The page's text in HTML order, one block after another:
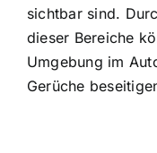
sichtbar sind.
dieser Bereiche
Umgebung im
Gerüche